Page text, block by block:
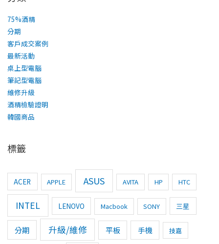
75%酒精
分期
客戶成交案例
最新活動
桌上型電腦
筆記型電腦
維修升級
酒精檢驗證明
韓國商品
標籤
ACER APPLE ASUS AVITA HP HTC
INTEL LENOVO Macbook SONY 三星
分期 升級/維修 平板 手機 技嘉